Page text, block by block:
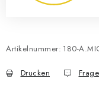
Artikelnummer: 180-
Drucken